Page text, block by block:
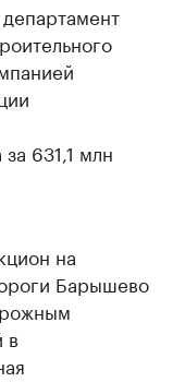
631,1 млн
на
Барышево
в